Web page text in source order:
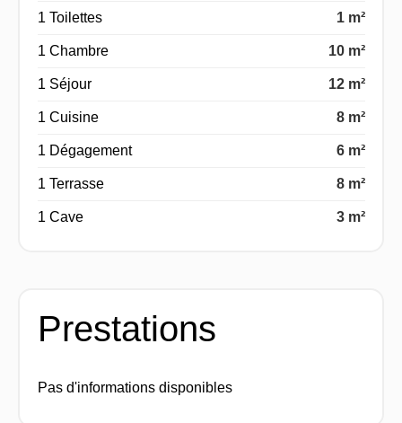
1 Toilettes 1 m²
1 Chambre 10 m²
1 Séjour 12 m²
1 Cuisine 8 m²
1 Dégagement 6 m²
1 Terrasse 8 m²
1 Cave 3 m²
Prestations
Pas d'informations disponibles